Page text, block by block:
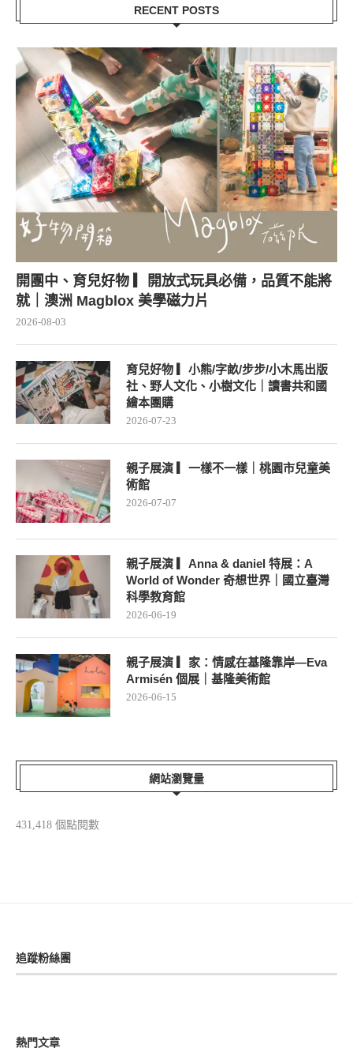
RECENT POSTS
開團中、育兒好物 ▎開放式玩具必備，品質不能將
就｜澳洲 Magblox 美學磁力片
2026-08-03
育兒好物 ▎小熊/字畝/步步/小木馬出版
社、野人文化、小樹文化｜讀書共和國
繪本團購
2026-07-23
親子展演 ▎一樣不一樣｜桃園市兒童美
術館
2026-07-07
親子展演 ▎Anna & daniel 特展：A
World of Wonder 奇想世界｜國立臺灣
科學教育館
2026-06-19
親子展演 ▎家：情感在基隆靠岸—Eva
Armisén 個展｜基隆美術館
2026-06-15
網站瀏覽量
431,418 個點閱數
追蹤粉絲團
熱門文章